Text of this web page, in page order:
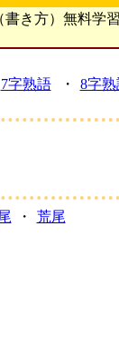
き方）無料学
7字熟語 ・ 8字熟
・
荒尾